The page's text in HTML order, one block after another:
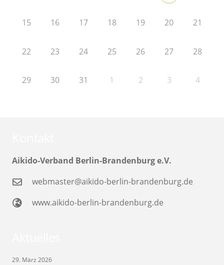
15 16 17 18 19 20 21
22 23 24 25 26 27 28
29 30 31 1 2 3 4
Aikido-Verband Berlin-Brandenburg e.V.
webmaster@aikido-berlin-brandenburg.de
www.aikido-berlin-brandenburg.de
29. März 2026